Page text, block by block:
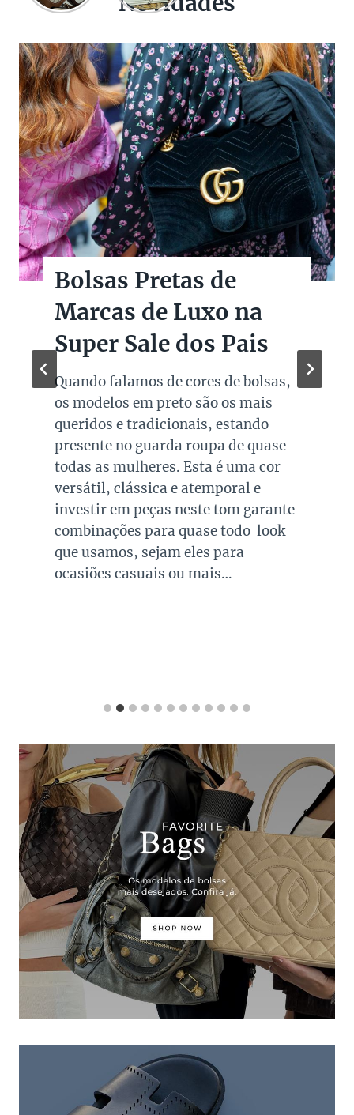
Bolsas Pretas de
Marcas de Luxo na
Super Sale dos Pais
Quando falamos de cores de bolsas,
os modelos em preto são os mais
queridos e tradicionais, estando
presente no guarda roupa de quase
todas as mulheres. Esta é uma cor
versátil, clássica e atemporal e
investir em peças neste tom garante
combinações para quase todo look
que usamos, sejam eles para
ocasiões casuais ou mais…